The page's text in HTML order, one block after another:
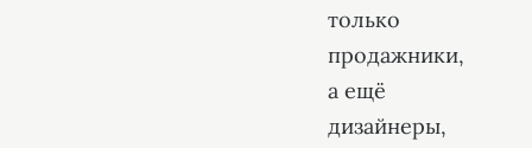
только
продажники,
а ещё
дизайнеры,